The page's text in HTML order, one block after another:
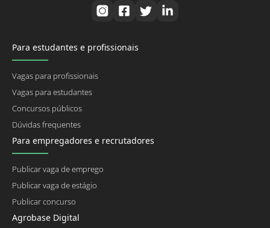
Para estudantes e profissionais
Vagas para profissionais
Vagas para estudantes
Concursos públicos
Dúvidas frequentes
Para empregadores e recrutadores
Publicar vaga de emprego
Publicar vaga de estágio
Publicar concurso
Agrobase Digital